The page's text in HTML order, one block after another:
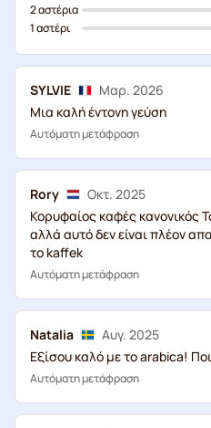
2 αστέρια
1 αστέρι
SYLVIE
Μαρ. 2026
Μια καλή έντονη γεύση
Αυτόματη μετάφραση
Rory
Οκτ. 2025
Κορυφαίος καφές κανονικός
αλλά αυτό δεν είναι πλέον
το kaffek
Αυτόματη μετάφραση
Natalia
Αυγ. 2025
Εξίσου καλό με το arabica!
Αυτόματη μετάφραση